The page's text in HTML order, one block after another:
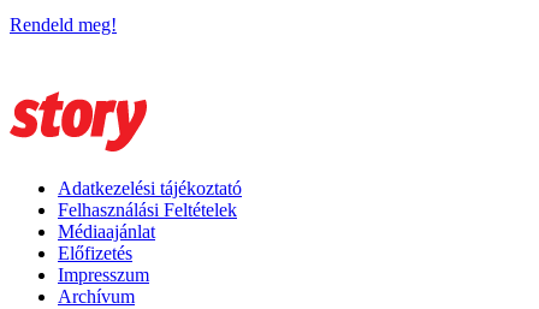
Rendeld meg!
Adatkezelési tájékoztató
Felhasználási Feltételek
Médiaajánlat
Előfizetés
Impresszum
Archívum